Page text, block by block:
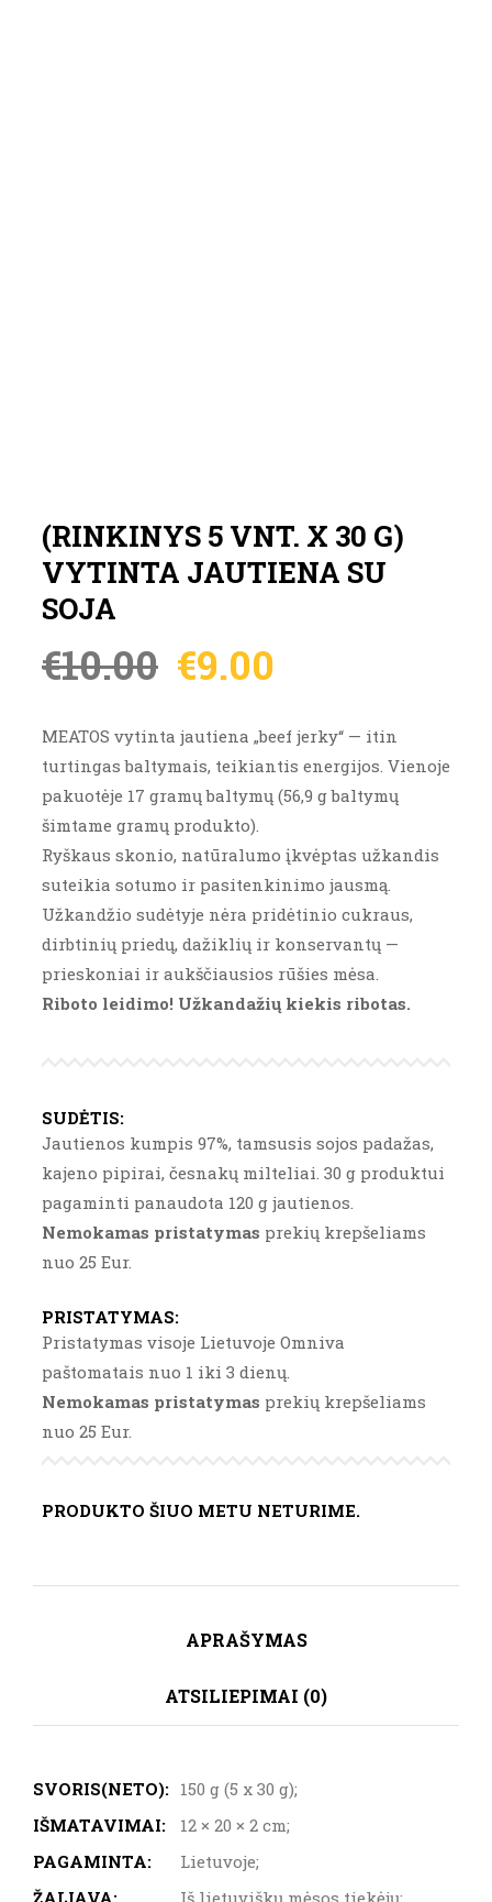
(RINKINYS 5 VNT. X 30 G)
VYTINTA JAUTIENA SU
SOJA
€10.00 €9.00
MEATOS vytinta jautiena „beef jerky“ — itin
turtingas baltymais, teikiantis energijos. Vienoje
pakuotėje 17 gramų baltymų (56,9 g baltymų
šimtame gramų produkto).
Ryškaus skonio, natūralumo įkvėptas užkandis
suteikia sotumo ir pasitenkinimo jausmą.
Užkandžio sudėtyje nėra pridėtinio cukraus,
dirbtinių priedų, dažiklių ir konservantų —
prieskoniai ir aukščiausios rūšies mėsa.
Riboto leidimo! Užkandažių kiekis ribotas.
SUDĖTIS:
Jautienos kumpis 97%, tamsusis sojos padažas,
kajeno pipirai, česnakų milteliai. 30 g produktui
pagaminti panaudota 120 g jautienos.
Nemokamas pristatymas prekių krepšeliams
nuo 25 Eur.
PRISTATYMAS:
Pristatymas visoje Lietuvoje Omniva
paštomatais nuo 1 iki 3 dienų.
Nemokamas pristatymas prekių krepšeliams
nuo 25 Eur.
PRODUKTO ŠIUO METU NETURIME.
APRAŠYMAS
ATSILIEPIMAI (0)
SVORIS(NETO): 150 g (5 x 30 g);
IŠMATAVIMAI:
12 × 20 × 2 cm;
PAGAMINTA:
Lietuvoje;
ŽALIAVA:
Iš lietuviškų mėsos tiekėjų;